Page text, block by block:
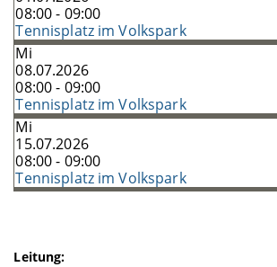
08:00 - 09:00
Tennisplatz im Volkspark
Mi
08.07.2026
08:00 - 09:00
Tennisplatz im Volkspark
Mi
15.07.2026
08:00 - 09:00
Tennisplatz im Volkspark
Leitung: